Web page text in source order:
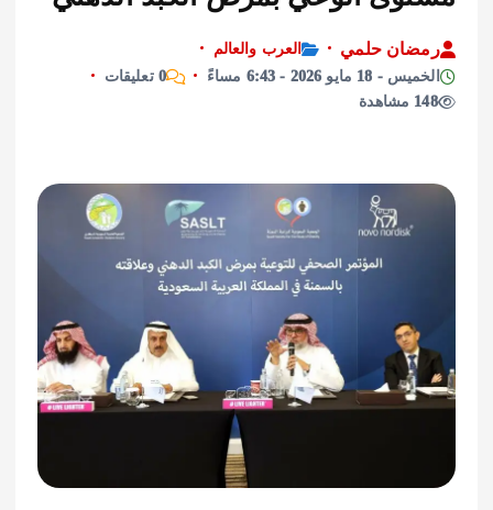
حلمي
العرب والعالم
2026 - 6:43 مساءً
0 تعليقات